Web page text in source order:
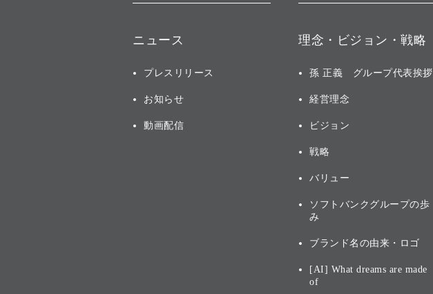
ニュース
プレスリリース
お知らせ
動画配信
理念・ビジョン・戦略
孫 正義 グループ代表挨拶
経営理念
ビジョン
戦略
バリュー
ソフトバンクグループの歩
み
ブランド名の由来・ロゴ
[AI] What dreams are made
of